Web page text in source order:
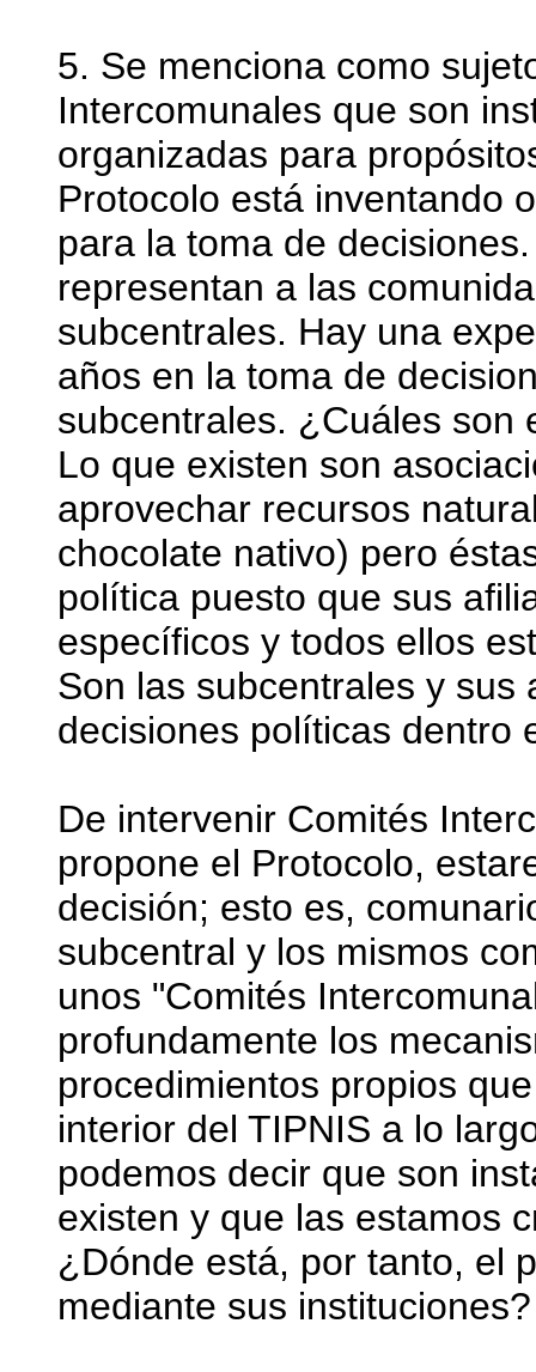
5. Se menciona como
Intercomunales que son
organizadas para
Protocolo está inventando
para la toma de
representan a las
subcentrales. Hay una
años en la toma de
subcentrales. ¿Cuáles son
Lo que existen son
aprovechar recursos
chocolate nativo) pero
política puesto que sus
específicos y todos ellos
Son las subcentrales y sus
decisiones políticas dentro
De intervenir Comités
propone el Protocolo,
decisión; esto es,
subcentral y los mismos
unos "Comités
profundamente los
procedimientos propios
interior del TIPNIS a lo
podemos decir que son
existen y que las estamos
¿Dónde está, por tanto, el
mediante sus instituciones?